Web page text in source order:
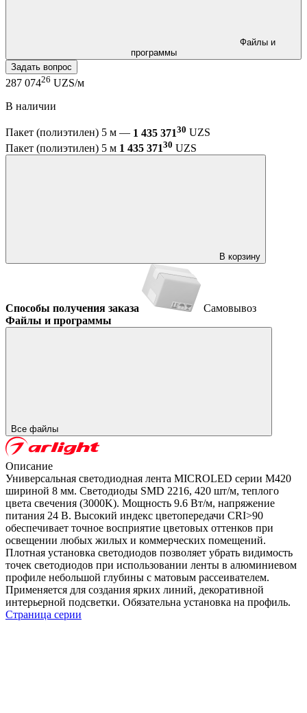
программы
Задать вопрос
287 07426 UZS/м
В наличии
Пакет (полиэтилен) 5 м — 1 435 37130 UZS
Пакет (полиэтилен) 5 м 1 435 37130 UZS
В корзину
Способы получения заказа
Самовывоз
Файлы и программы
Все файлы
Описание
Универсальная светодиодная лента MICROLED серии M420
шириной 8 мм. Светодиоды SMD 2216, 420 шт/м, теплого
цвета свечения (3000K). Мощность 9.6 Вт/м, напряжение
питания 24 В. Высокий индекс цветопередачи CRI>90
обеспечивает точное восприятие цветовых оттенков при
освещении любых жилых и коммерческих помещений.
Плотная установка светодиодов позволяет убрать видимость
точек светодиодов при использовании ленты в алюминиевом
профиле небольшой глубины с матовым рассеивателем.
Применяется для создания ярких линий, декоративной
интерьерной подсветки. Обязательна установка на профиль.
Страница серии